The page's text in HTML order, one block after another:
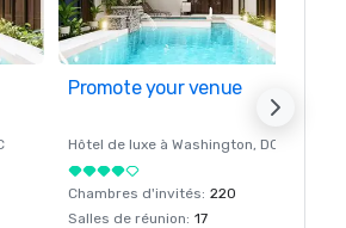
Promote your venue
Hôtel de luxe à Washington, DC
Chambres d'invités: 220
Salles de réunion: 17